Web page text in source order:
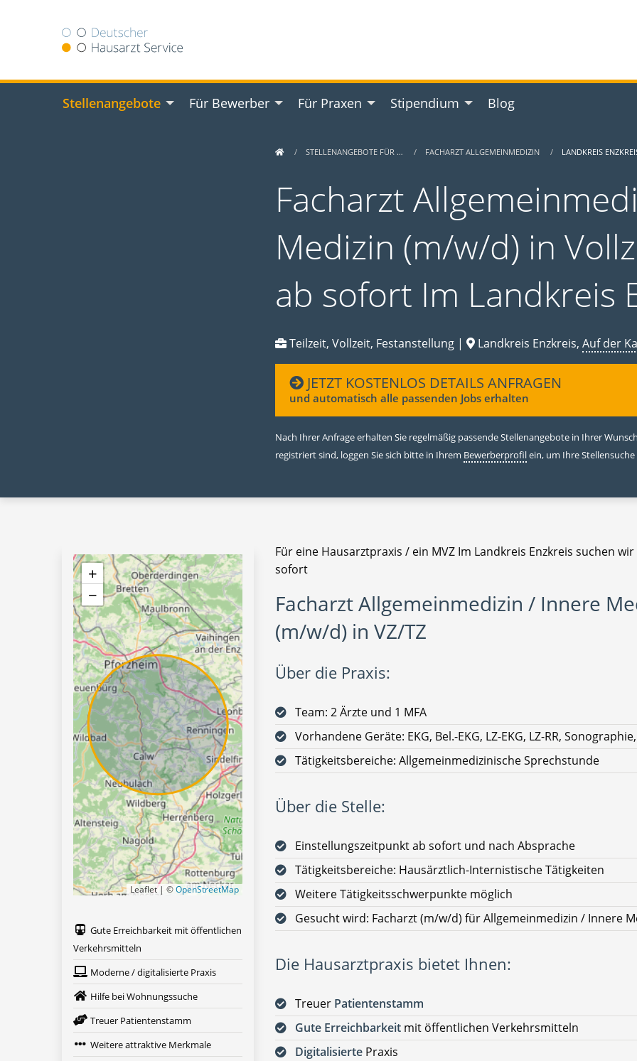
Stellenangebote Für Bewerber Für Praxen Stipendium Blog
STELLENANGEBOTE FÜR … FACHARZT ALLGEMEINMEDIZIN LANDKREIS
Facharzt
Medizin (m/w/d) in
ab sofort Im Landkreis
Teilzeit, Vollzeit, Festanstellung | Landkreis Enzkreis, Auf der
JETZT KOSTENLOS DETAILS ANFRAGEN
und automatisch alle passenden Jobs erhalten
Nach Ihrer Anfrage erhalten Sie regelmäßig passende Stellenangebote in Ihrer
registriert sind, loggen Sie sich bitte in Ihrem Bewerberprofilein, um Ihre
Für eine Hausarztpraxis / ein MVZ Im Landkreis Enzkreis suchen wir
sofort
Facharzt Allgemeinmedizin / Innere
(m/w/d) in VZ/TZ
Über die Praxis:
Team: 2 Ärzte und 1 MFA
Vorhandene Geräte: EKG, Bel.-EKG, LZ-EKG, LZ-RR,
Tätigkeitsbereiche: Allgemeinmedizinische Sprechstunde
Über die Stelle:
Einstellungszeitpunkt ab sofort und nach Absprache
Tätigkeitsbereiche: Hausärztlich-Internistische Tätigkeiten
Weitere Tätigkeitsschwerpunkte möglich
Gesucht wird: Facharzt (m/w/d) für Allgemeinmedizin / Innere
Die Hausarztpraxis bietet Ihnen:
Treuer Patientenstamm
Gute Erreichbarkeit mit öffentlichen Verkehrsmitteln
Digitalisierte Praxis
+
−
Leaflet | ©OpenStreetMap
Gute Erreichbarkeit mit öffentlichen
Verkehrsmitteln
Moderne / digitalisierte Praxis
Hilfe bei Wohnungssuche
Treuer Patientenstamm
Weitere attraktive Merkmale